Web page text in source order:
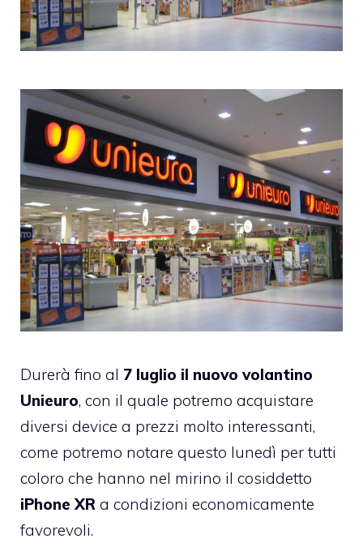
Durerà fino al 7 luglio il nuovo volantino
Unieuro, con il quale potremo acquistare
diversi device a prezzi molto interessanti,
come potremo notare questo lunedì per tutti
coloro che hanno nel mirino il cosiddetto
iPhone XR a condizioni economicamente
favorevoli.